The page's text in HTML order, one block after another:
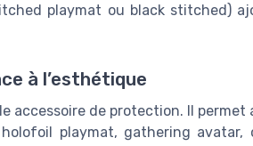
playmat ou black stitched)
à l’esthétique
accessoire de protection. Il
playmat, gathering avatar,